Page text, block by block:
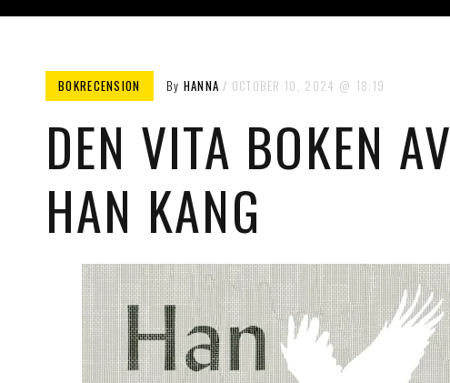
BOKRECENSION By HANNA OCTOBER 10, 2024 18:19
DEN VITA BOKEN AV
HAN KANG